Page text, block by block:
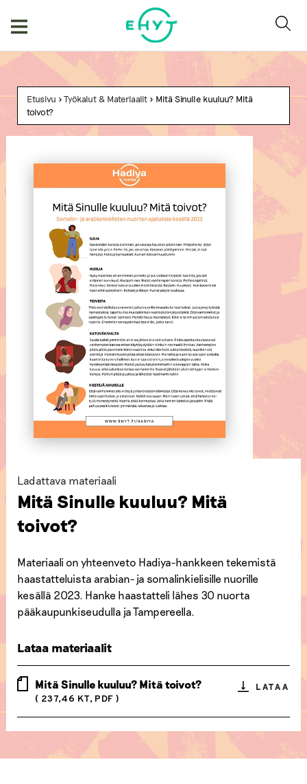
Etusivu >Työkalut & Materiaalit> Mitä Sinulle kuuluu? Mitä
toivot?
Ladattava materiaali
Mitä Sinulle kuuluu? Mitä
toivot?
Materiaali on yhteenveto Hadiya-hankkeen tekemistä
haastatteluista arabian- ja somalinkielisille nuorille
kesällä 2023. Hanke haastatteli lähes 30 nuorta
pääkaupunkiseudulla ja Tampereella.
Lataa materiaalit
Mitä Sinulle kuuluu? Mitä toivot?
( 237,46 KT, PDF )
LATAA